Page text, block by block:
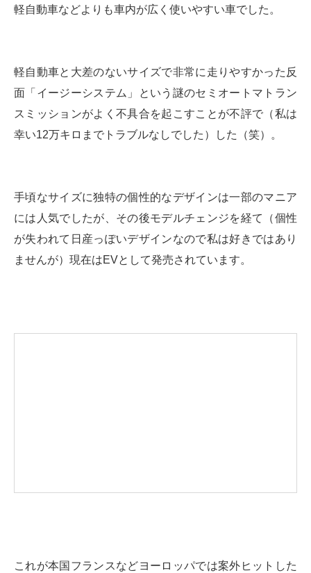
軽自動車などよりも車内が広く使いやすい車でした。
軽自動車と大差のないサイズで非常に走りやすかった反
面「イージーシステム」という謎のセミオートマトラン
スミッションがよく不具合を起こすことが不評で（私は
幸い12万キロまでトラブルなしでした）した（笑）。
手頃なサイズに独特の個性的なデザインは一部のマニア
には人気でしたが、その後モデルチェンジを経て（個性
が失われて日産っぽいデザインなので私は好きではあり
ませんが）現在はEVとして発売されています。
これが本国フランスなどヨーロッパでは案外ヒットした